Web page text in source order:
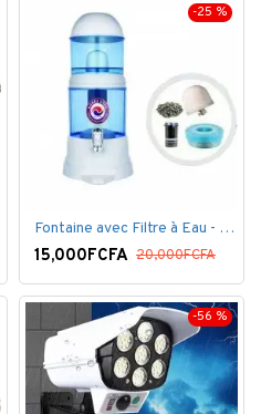
-25 %
Fontaine avec Filtre à Eau - 16 Litres - Blanc
15,000FCFA 20,000FCFA
-56 %